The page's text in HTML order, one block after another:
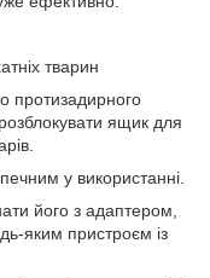
тварин
протизадирного
ящик для
у використанні.
його з адаптером,
яким пристроєм із